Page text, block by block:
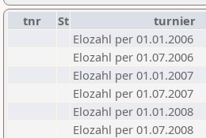
tnr St turnier
Elozahl per 01.01.2006
Elozahl per 01.07.2006
Elozahl per 01.01.2007
Elozahl per 01.07.2007
Elozahl per 01.01.2008
Elozahl per 01.07.2008